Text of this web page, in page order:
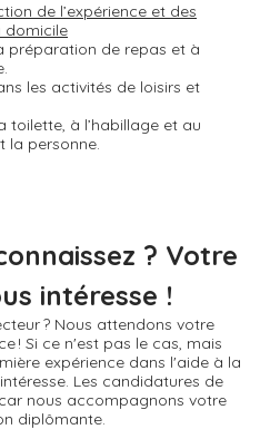
de l’expérience et des
domicile
préparation de repas et à
les activités de loisirs et
toilette, à l’habillage et au
la personne.
? Nous attendons votre
! Si ce n'est pas le cas, mais
expérience dans l'aide à la
Les candidatures de
nous accompagnons votre
diplômante.
? Votre
intéresse !